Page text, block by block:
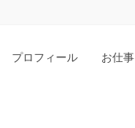
プロフィール お仕事